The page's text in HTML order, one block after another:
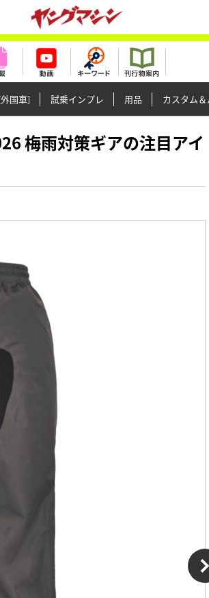
国車] 試乗インプレ 用品 カスタム
梅雨対策ギアの注目アイ